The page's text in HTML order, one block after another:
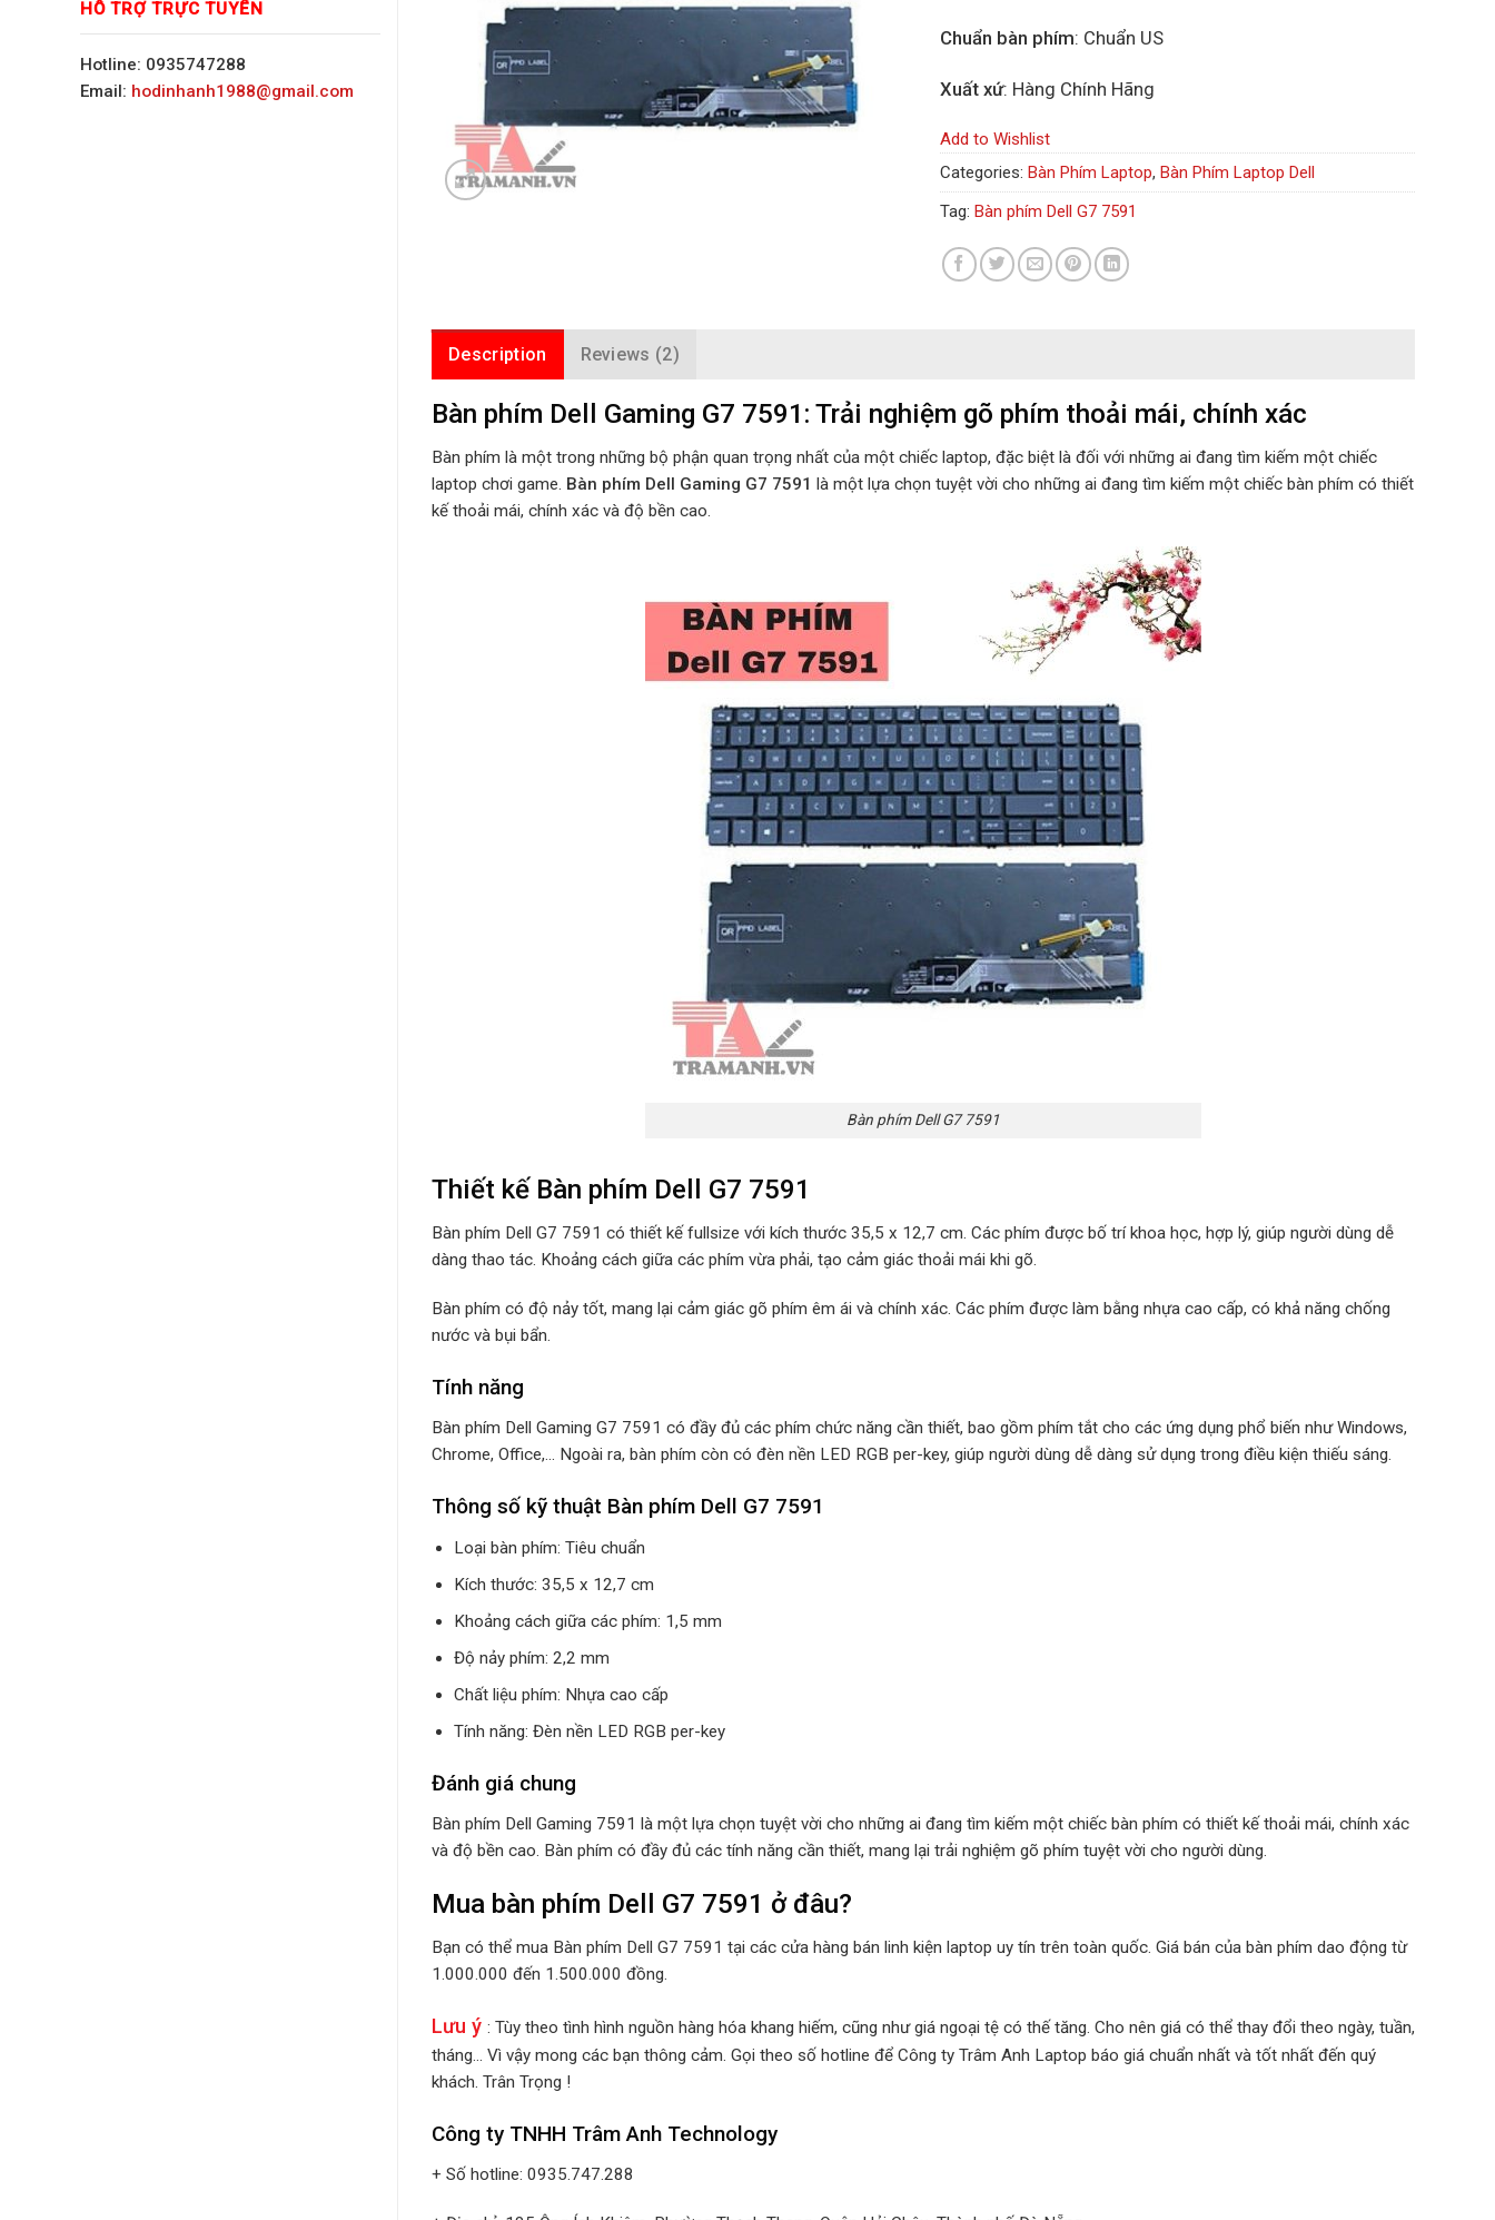
HỖ TRỢ TRỰC TUYẾN
Hotline: 0935747288
Email: hodinhanh1988@gmail.com
Chuẩn bàn phím: Chuẩn US
Xuất xứ: Hàng Chính Hãng
Add to Wishlist
Categories: Bàn Phím Laptop, Bàn Phím Laptop Dell
Tag: Bàn phím Dell G7 7591
Description Reviews (2)
Bàn phím Dell Gaming G7 7591: Trải nghiệm gõ phím thoải mái, chính xác
Bàn phím là một trong những bộ phận quan trọng nhất của một chiếc laptop, đặc biệt là đối với những ai đang tìm kiếm một chiếc
laptop chơi game. Bàn phím Dell Gaming G7 7591 là một lựa chọn tuyệt vời cho những ai đang tìm kiếm một chiếc bàn phím có thiết
kế thoải mái, chính xác và độ bền cao.
Bàn phím Dell G7 7591
Thiết kế Bàn phím Dell G7 7591
Bàn phím Dell G7 7591 có thiết kế fullsize với kích thước 35,5 x 12,7 cm. Các phím được bố trí khoa học, hợp lý, giúp người dùng dễ
dàng thao tác. Khoảng cách giữa các phím vừa phải, tạo cảm giác thoải mái khi gõ.
Bàn phím có độ nảy tốt, mang lại cảm giác gõ phím êm ái và chính xác. Các phím được làm bằng nhựa cao cấp, có khả năng chống
nước và bụi bẩn.
Tính năng
Bàn phím Dell Gaming G7 7591 có đầy đủ các phím chức năng cần thiết, bao gồm phím tắt cho các ứng dụng phổ biến như Windows,
Chrome, Office,… Ngoài ra, bàn phím còn có đèn nền LED RGB per-key, giúp người dùng dễ dàng sử dụng trong điều kiện thiếu sáng.
Thông số kỹ thuật Bàn phím Dell G7 7591
Loại bàn phím: Tiêu chuẩn
Kích thước: 35,5 x 12,7 cm
Khoảng cách giữa các phím: 1,5 mm
Độ nảy phím: 2,2 mm
Chất liệu phím: Nhựa cao cấp
Tính năng: Đèn nền LED RGB per-key
Đánh giá chung
Bàn phím Dell Gaming 7591 là một lựa chọn tuyệt vời cho những ai đang tìm kiếm một chiếc bàn phím có thiết kế thoải mái, chính xác
và độ bền cao. Bàn phím có đầy đủ các tính năng cần thiết, mang lại trải nghiệm gõ phím tuyệt vời cho người dùng.
Mua bàn phím Dell G7 7591 ở đâu?
Bạn có thể mua Bàn phím Dell G7 7591 tại các cửa hàng bán linh kiện laptop uy tín trên toàn quốc. Giá bán của bàn phím dao động từ
1.000.000 đến 1.500.000 đồng.
Lưu ý : Tùy theo tình hình nguồn hàng hóa khang hiếm, cũng như giá ngoại tệ có thế tăng. Cho nên giá có thể thay đổi theo ngày, tuần,
tháng… Vì vậy mong các bạn thông cảm. Gọi theo số hotline để Công ty Trâm Anh Laptop báo giá chuẩn nhất và tốt nhất đến quý
khách. Trân Trọng !
Công ty TNHH Trâm Anh Technology
+ Số hotline: 0935.747.288